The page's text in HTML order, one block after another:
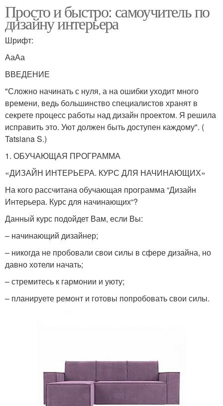
Просто и быстро: самоучитель по
дизайну интерьера
Шрифт:
АаАа
ВВЕДЕНИЕ
"Сложно начинать с нуля, а на ошибки уходит много
времени, ведь большинство специалистов хранят в
секрете процесс работы над дизайн проектом. Я решила
исправить это. Уют должен быть доступен каждому". (
Tatsiana S.)
1. ОБУЧАЮЩАЯ ПРОГРАММА
«ДИЗАЙН ИНТЕРЬЕРА. КУРС ДЛЯ НАЧИНАЮЩИХ»
На кого рассчитана обучающая программа “Дизайн
Интерьера. Курс для начинающих“?
Данный курс подойдет Вам, если Вы:
– начинающий дизайнер;
– никогда не пробовали свои силы в сфере дизайна, но
давно хотели начать;
– стремитесь к гармонии и уюту;
– планируете ремонт и готовы попробовать свои силы.